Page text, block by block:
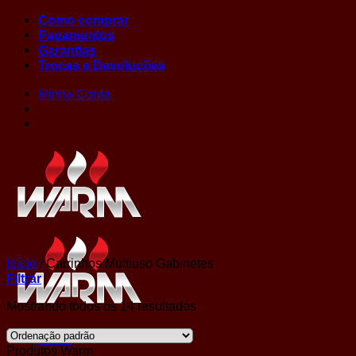
Skip
content
Como comprar
Pagamentos
Garantias
Trocas e Devoluções
Minha Conta
Menu
Início /Carrinhos Multiuso Gabinetes
Filtrar
Mostrando todos os 14 resultados
Produtos Warm